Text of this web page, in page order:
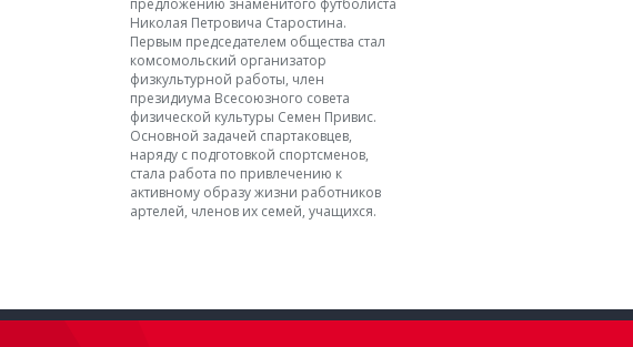
предложению знаменитого футболиста
Николая Петровича Старостина.
Первым председателем общества стал
комсомольский организатор
физкультурной работы, член
президиума Всесоюзного совета
физической культуры Семен Привис.
Основной задачей спартаковцев,
наряду с подготовкой спортсменов,
стала работа по привлечению к
активному образу жизни работников
артелей, членов их семей, учащихся.